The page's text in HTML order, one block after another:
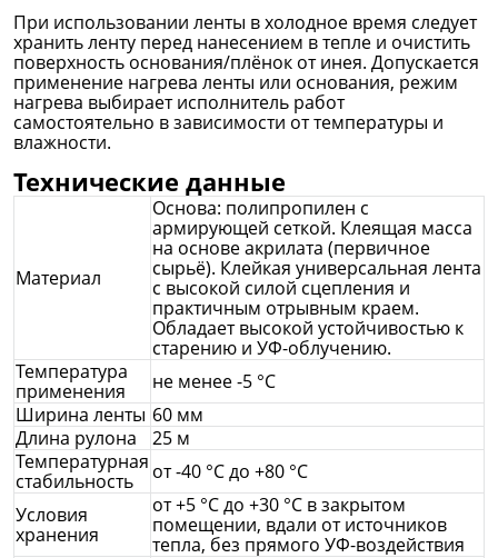
При использовании ленты в холодное время следует
хранить ленту перед нанесением в тепле и очистить
поверхность основания/плёнок от инея. Допускается
применение нагрева ленты или основания, режим
нагрева выбирает исполнитель работ
самостоятельно в зависимости от температуры и
влажности.
Технические данные
Материал
Основа: полипропилен с
армирующей сеткой. Клеящая масса
на основе акрилата (первичное
сырьё). Клейкая универсальная лента
с высокой силой сцепления и
практичным отрывным краем.
Обладает высокой устойчивостью к
старению и УФ-облучению.
Температура
применения
не менее -5 °C
Ширина ленты 60 мм
Длина рулона
25 м
Температурная
стабильность
от -40 °C до +80 °C
Условия
хранения
от +5 °С до +30 °С в закрытом
помещении, вдали от источников
тепла, без прямого УФ-воздействия